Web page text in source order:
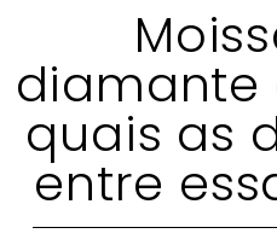
diamante
quais as
entre